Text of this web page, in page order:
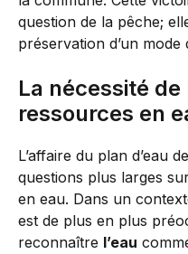
question de la pêche;
préservation d’un mode
La nécessité
ressources en
L’affaire du plan d’eau
questions plus larges
en eau. Dans un
est de plus en plus
reconnaître l’eau